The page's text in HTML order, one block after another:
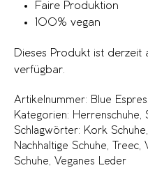
Faire Produktion
100% vegan
Dieses Produkt ist
verfügbar.
Artikelnummer: Blue
Kategorien: Herrenschuhe,
Schlagwörter: Kork Schuhe,
Nachhaltige Schuhe, Treec,
Schuhe, Veganes Leder